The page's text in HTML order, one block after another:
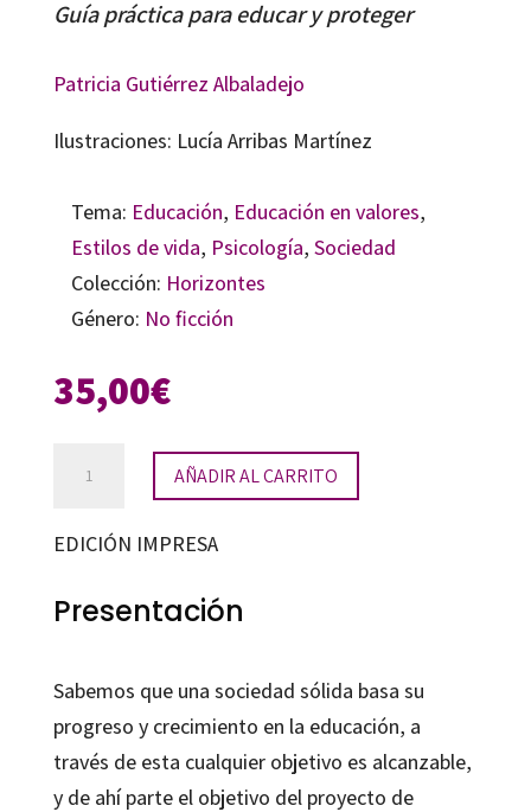
Guía práctica para educar y proteger
Patricia Gutiérrez Albaladejo
Ilustraciones: Lucía Arribas Martínez
Tema: Educación, Educación en valores,
Estilos de vida, Psicología, Sociedad
Colección: Horizontes
Género: No ficción
35,00€
valores
AÑADIR AL CARRITO
EDICIÓN IMPRESA
Presentación
Sabemos que una sociedad sólida basa su
progreso y crecimiento en la educación, a
través de esta cualquier objetivo es alcanzable,
y de ahí parte el objetivo del proyecto de